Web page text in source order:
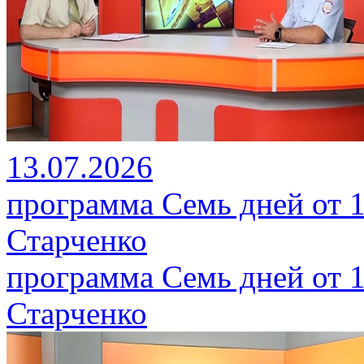
13.07.2026
программа Семь дней от
Старченко
программа Семь дней от
Старченко